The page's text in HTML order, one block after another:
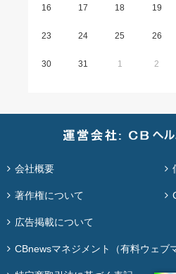
16 17 18 19
23 24 25 26
30 31 1 2
会社概要
著作権について
広告掲載について
CBnewsマネジメント（有料ウェブ